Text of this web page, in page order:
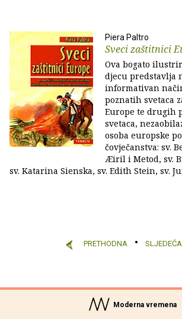
Piera Paltro
Sveci zaštitnici
Ova bogato
djecu predstavlja
informativan
poznatih svetaca
Europe te drugih
svetaca,
osoba europske
čovječanstva: sv.
Æiril i Metod, sv.
sv. Katarina Sienska, sv. Edith Stein, sv.
PRETHODNA SLJEDEĆA
Moderna vremena